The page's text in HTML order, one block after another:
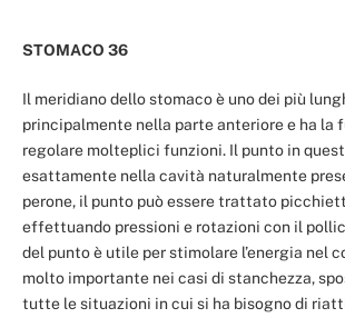
STOMACO 36
Il meridiano dello stomaco è uno dei più
principalmente nella parte anteriore e ha la
regolare molteplici funzioni. Il punto in
esattamente nella cavità naturalmente
perone, il punto può essere trattato
effettuando pressioni e rotazioni con il
del punto è utile per stimolare l’energia nel
molto importante nei casi di stanchezza,
tutte le situazioni in cui si ha bisogno di